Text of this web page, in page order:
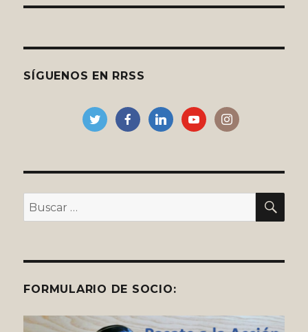
SÍGUENOS EN RRSS
Buscar
por:
FORMULARIO DE SOCIO: